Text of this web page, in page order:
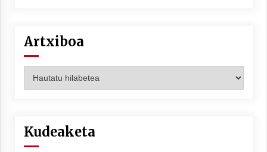
Artxiboa
Kudeaketa